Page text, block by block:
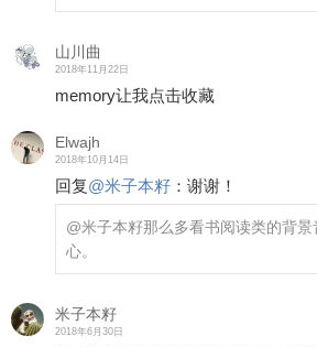
山川曲
2018年11月22日
memory让我点击收藏
Elwajh
2018年10月14日
回复@米子本籽 ： 谢谢！
@米子本籽那么多看书阅读类的背
心。
米子本籽
2018年6月30日